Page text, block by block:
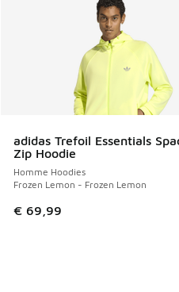
adidas Trefoil Essentials
Zip Hoodie
Homme Hoodies
Frozen Lemon - Frozen Lemon
€ 69,99